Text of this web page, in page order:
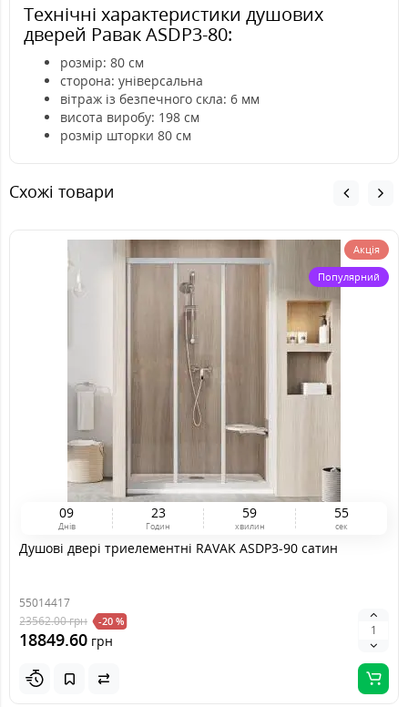
Технічні характеристики душових
дверей Равак ASDP3-80:
розмір: 80 см
сторона: універсальна
вітраж із безпечного скла: 6 мм
висота виробу: 198 см
розмір шторки 80 см
Схожі товари
Акція
Популярний
09
Днів
23
Годин
59
хвилин
54
сек
Душові двері триелементні RAVAK ASDP3-90 сатин
55014417
23562.00грн -20 %
18849.60 грн